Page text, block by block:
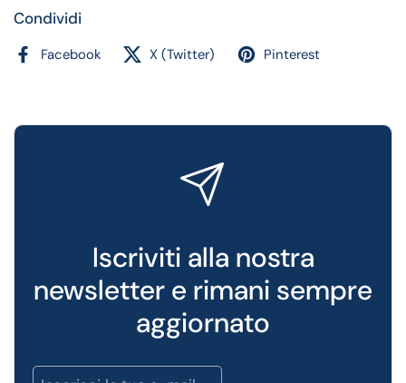
Condividi
Facebook X (Twitter) Pinterest
Iscriviti alla nostra
newsletter e rimani sempre
aggiornato